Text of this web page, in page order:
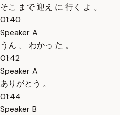
そこ まで 迎え に 行く よ 。
01:40
Speaker A
うん 、 わかっ た 。
01:42
Speaker A
ありがとう 。
01:44
Speaker B